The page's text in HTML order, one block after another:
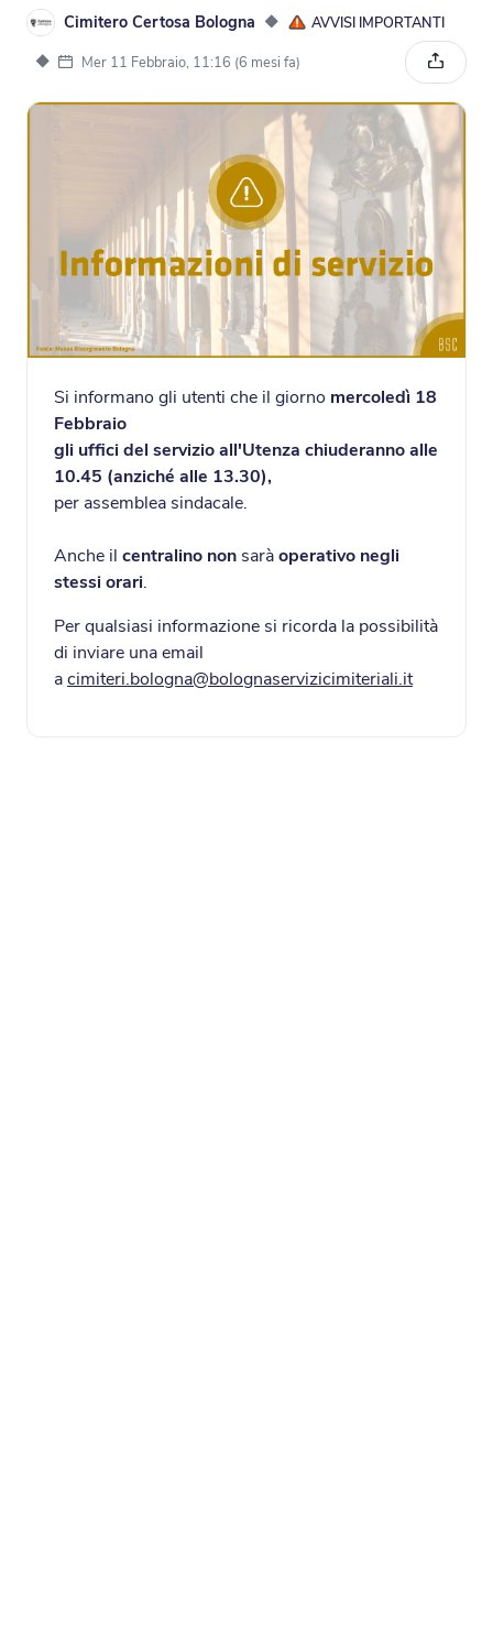
Cimitero Certosa Bologna ◆
AVVISI IMPORTANTI
◆
Mer 11 Febbraio, 11:16 (6 mesi fa)
Si informano gli utenti che il giorno mercoledì 18
Febbraio
gli ufficidel servizio all'Utenza chiuderanno alle
10.45 (anziché alle 13.30),
per assemblea sindacale.
Anche il centralino non saràoperativo negli
stessi orari.
Per qualsiasi informazione si ricorda la possibilità
di inviare una email
acimiteri.bologna@bolognaservizicimiteriali.it